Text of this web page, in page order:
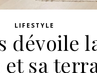
LIFESTYLE
dévoile
sa